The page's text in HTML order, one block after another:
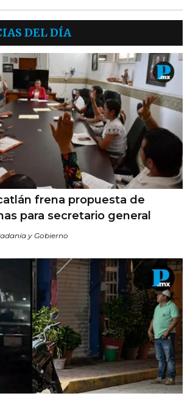
DEL DÍA
frena propuesta de
para secretario general
y Gobierno